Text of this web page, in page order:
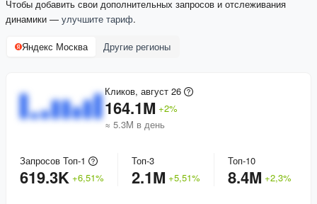
Чтобы добавить свои дополнительных запросов и отслеживания
динамики — улучшите тариф.
Яндекс Москва Другие регионы
Кликов, август 26
164.1M +2%
≈ 5.3M в день
Запросов Топ-1
619.3K +6,51%
Топ-3
2.1M +5,51%
Топ-10
8.4M +2,3%